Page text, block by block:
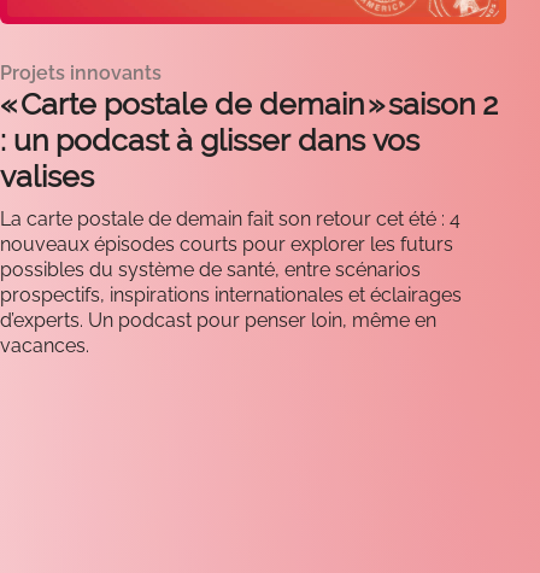
Projets innovants
« Carte postale de demain » saison 2
: un podcast à glisser dans vos
valises
La carte postale de demain fait son retour cet été : 4
nouveaux épisodes courts pour explorer les futurs
possibles du système de santé, entre scénarios
prospectifs, inspirations internationales et éclairages
d’experts. Un podcast pour penser loin, même en
vacances.